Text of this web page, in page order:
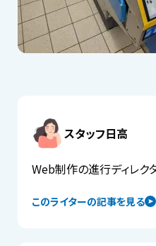
スタッフ日高
このライターの記事を見る
Web制作の進行ディレク